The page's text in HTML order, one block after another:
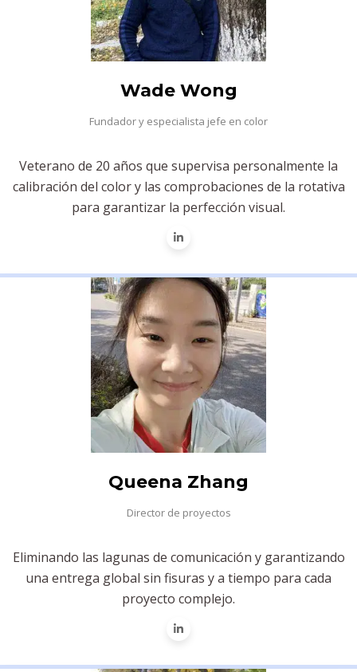
Wade Wong
Fundador y especialista jefe en color
Veterano de 20 años que supervisa personalmente la
calibración del color y las comprobaciones de la rotativa
para garantizar la perfección visual.
Queena Zhang
Director de proyectos
Eliminando las lagunas de comunicación y garantizando
una entrega global sin fisuras y a tiempo para cada
proyecto complejo.